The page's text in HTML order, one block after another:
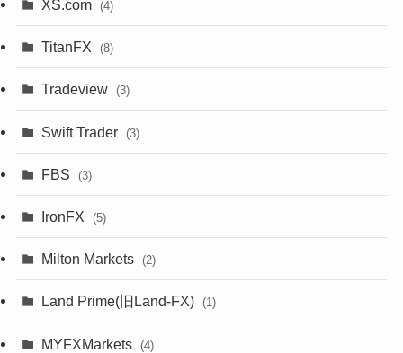
XS.com (4)
TitanFX (8)
Tradeview (3)
Swift Trader (3)
FBS (3)
IronFX (5)
Milton Markets (2)
Land Prime(旧Land-FX) (1)
MYFXMarkets (4)